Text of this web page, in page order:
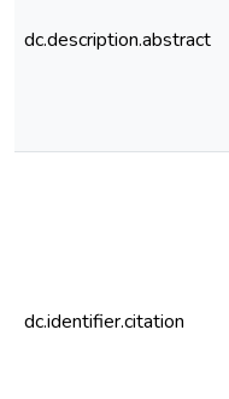
dc.description.abstract
dc.identifier.citation